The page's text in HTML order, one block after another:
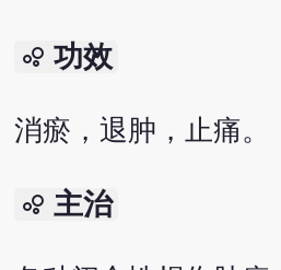
bubble_chart 功效
消瘀，退肿，止痛。
bubble_chart 主治